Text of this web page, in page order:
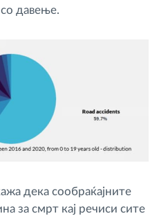
давење.
дека сообраќајните
за смрт кај речиси сите